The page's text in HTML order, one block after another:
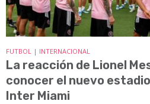
FUTBOL | INTERNACIONAL
La reacción de Lionel
conocer el nuevo
Inter Miami